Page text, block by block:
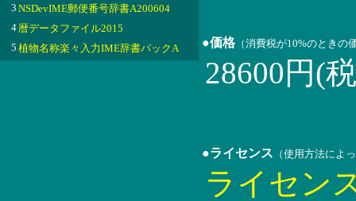
3 NSDevIME郵便番号辞書A200604
4暦データファイル2015
5 植物名称楽々入力IME辞書パックA ●価格（消費税が10%のときの
28600円(
●ライセンス （使用方法によ
ライセン